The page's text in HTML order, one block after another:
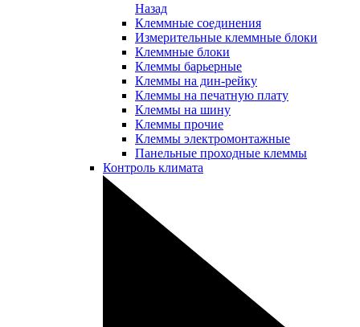
Назад
Клеммные соединения
Измерительные клеммные блоки
Клеммные блоки
Клеммы барьерные
Клеммы на дин-рейку
Клеммы на печатную плату
Клеммы на шину
Клеммы прочие
Клеммы электромонтажные
Панельные проходные клеммы
Контроль климата